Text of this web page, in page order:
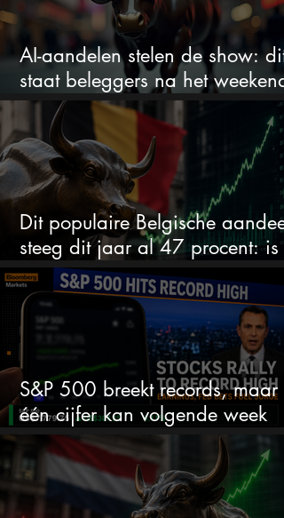
AI-aandelen stelen de show: dit
staat beleggers na het weekend
te wachten
Dit populaire Belgische aandeel
steeg dit jaar al 47 procent: is
ruimte voor meer?
S&P 500 breekt records, maar
één cijfer kan volgende week
alles veranderen